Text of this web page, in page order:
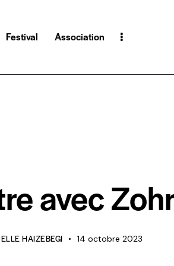
Festival Association
avec
HAIZEBEGI 14 octobre 2023